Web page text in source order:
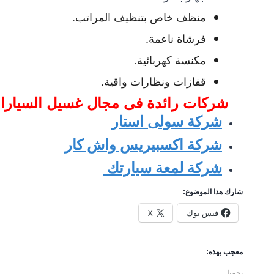
منظف خاص بتنظيف المراتب.
فرشاة ناعمة.
مكنسة كهربائية.
قفازات ونظارات واقية.
شركات رائدة فى مجال غسيل
شركة سولى استار
شركة اكسبيريس واش كار
شركة لمعة سيارتك
شارك هذا الموضوع:
فيس بوك X
معجب بهذه: